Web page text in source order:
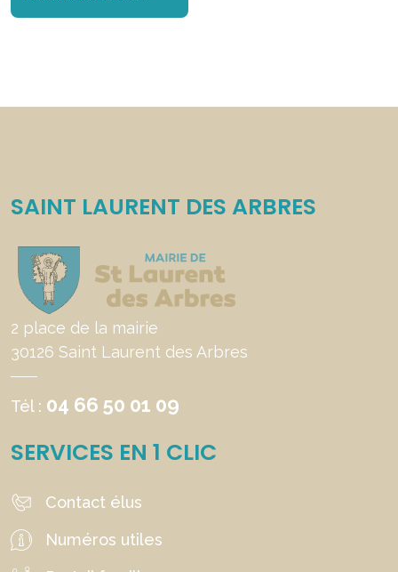
SAINT LAURENT DES ARBRES
2 place de la mairie
30126 Saint Laurent des Arbres
Tél : 04 66 50 01 09
SERVICES EN 1 CLIC
Contact élus
Numéros utiles